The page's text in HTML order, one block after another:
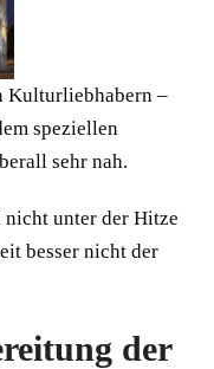
Kulturliebhabern –
speziellen
sehr nah.
nicht unter der Hitze
besser nicht der
der